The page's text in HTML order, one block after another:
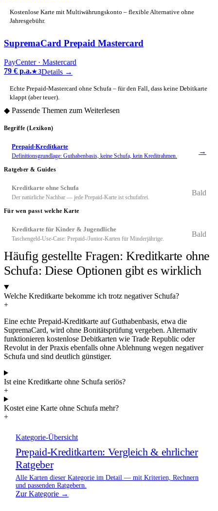
Kostenlose Karte mit Multiwährungskonto – flexible Alternative ohne
Jahresgebühr.
SupremaCard Prepaid Mastercard
PayCenter· Mastercard
79 € p.a.★ 3Details →
Echte Prepaid-Mastercard ohne Schufa – für den Fall, dass keine Debitkarte
klappt (aber teuer).
◆ Passende Themen zum Weiterlesen
Begriffe (Lexikon)
Prepaid-Kreditkarte
Definitionsgrundlage: Guthabenbasis, keine Schufa, kein Kreditrahmen.
→
Ratgeber & Guides
Kreditkarte ohne Schufa
Der natürliche Nachbar — jede Prepaid-Karte ist schufafrei.
Bald
Für wen passt welche Karte
Kreditkarte für Kinder & Jugendliche
Taschengeld-Use-Case: Prepaid-/Junior-Karten für Minderjährige.
Bald
Häufig gestellte Fragen: Kreditkarte ohne
Schufa: Diese Optionen gibt es wirklich
Welche Kreditkarte bekomme ich trotz negativer Schufa?
+
Eine echte Prepaid-Kreditkarte auf Guthabenbasis, etwa die
SupremaCard, wird ohne Bonitätsprüfung vergeben. Alternativ
funktionieren kostenlose Debitkarten wie Trade Republic oder
Revolut in der Praxis ebenfalls ohne Ablehnung wegen negativer
Schufa und sind deutlich günstiger.
Ist eine Kreditkarte ohne Schufa seriös?
+
Kostet eine Karte ohne Schufa mehr?
+
Kategorie-Übersicht
Prepaid-Kreditkarten: Vergleich & ehrlicher
Ratgeber
Alle Karten dieser Kategorie im Detail — mit Kriterien, Rechnern
und passenden Ratgebern.
Zur Kategorie →